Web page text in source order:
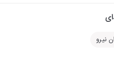
نیرو